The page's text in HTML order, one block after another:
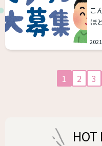
て
ま
わ
こ
ほ
余
います。 です
ス
よ
（
1 2 3
HOT